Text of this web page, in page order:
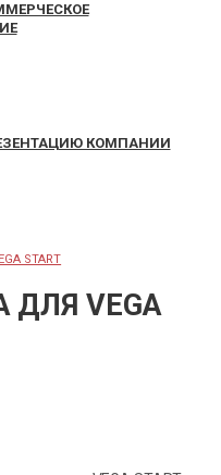
КОМПАНИИ
START
VEGA